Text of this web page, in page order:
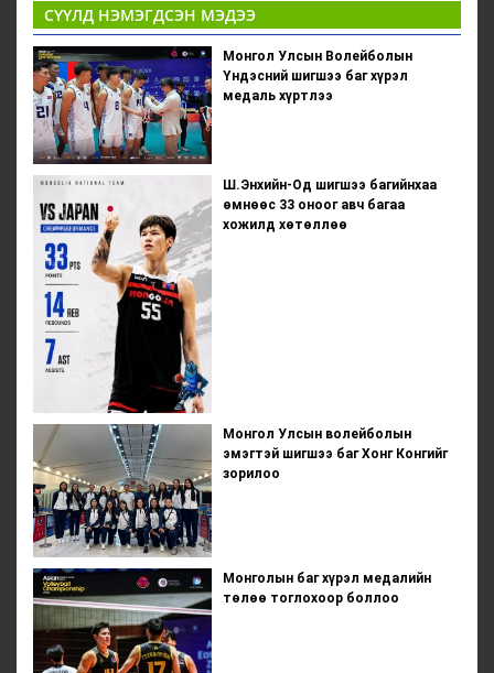
СҮҮЛД НЭМЭГДСЭН МЭДЭЭ
Монгол Улсын Волейболын
Үндэсний шигшээ баг хүрэл
медаль хүртлээ
Ш.Энхийн-Од шигшээ багийнхаа
өмнөөс 33 оноог авч багаа
хожилд хөтөллөө
Монгол Улсын волейболын
эмэгтэй шигшээ баг Хонг Конгийг
зорилоо
Монголын баг хүрэл медалийн
төлөө тоглохоор боллоо